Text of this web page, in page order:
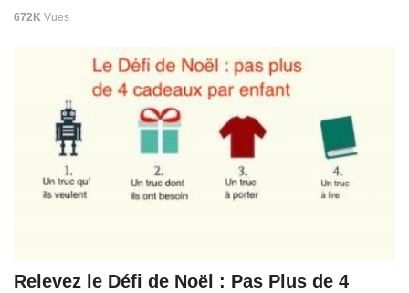
672K Vues
Relevez le Défi de Noël : Pas Plus de 4